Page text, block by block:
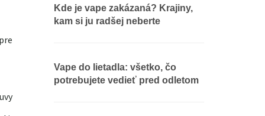
Kde je vape zakázaná? Krajiny,
kam si ju radšej neberte
Vape do lietadla: všetko, čo
potrebujete vedieť pred odletom